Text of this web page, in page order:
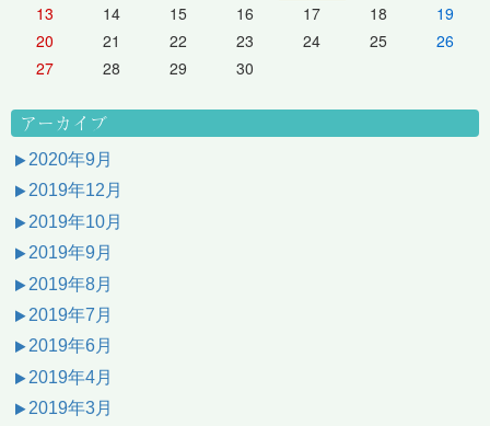
13
14 15 16 17 18
19
20
21 22 23 24 25
26
27
28 29 30
アーカイブ
2020年9月
2019年12月
2019年10月
2019年9月
2019年8月
2019年7月
2019年6月
2019年4月
2019年3月